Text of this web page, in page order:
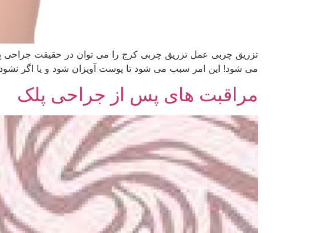
تزریق چربی عمل تزریق چربی کرج را می توان در حقیقت
می شود! این امر سبب می شود تا پوست آویزان شود و یا اگر
مراقبت های پس از جراحی پلک